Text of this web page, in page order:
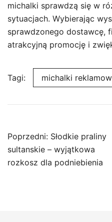
michalki sprawdzą się w
sytuacjach. Wybierając
sprawdzonego dostawcę,
atrakcyjną promocję i
Tagi: michalki
Nawigacja
wpisu
Poprzedni: Słodkie praliny
sultanskie – wyjątkowa
rozkosz dla podniebienia